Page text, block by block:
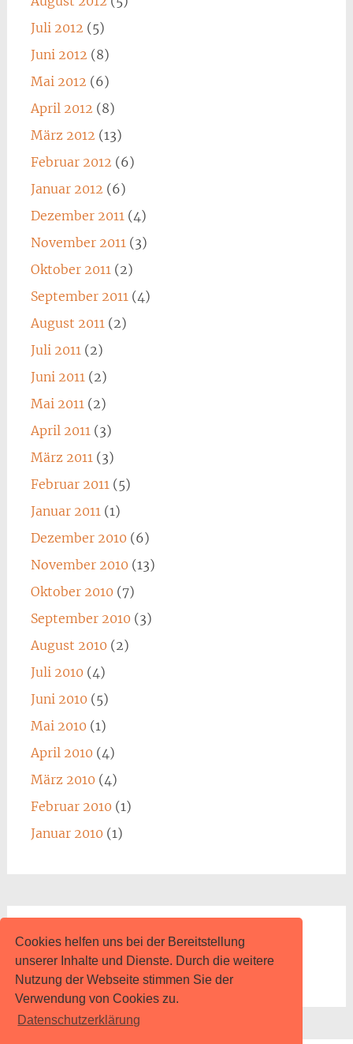
Cookies helfen uns bei der Bereitstellung
unserer Inhalte und Dienste. Durch die weitere
Nutzung der Webseite stimmen Sie der
Verwendung von Cookies zu.
Datenschutzerklärung
Juli 2012 (5)
Juni 2012 (8)
Mai 2012 (6)
April 2012 (8)
März 2012 (13)
Februar 2012 (6)
Januar 2012 (6)
Dezember 2011 (4)
November 2011 (3)
Oktober 2011 (2)
September 2011 (4)
August 2011 (2)
Juli 2011 (2)
Juni 2011 (2)
Mai 2011 (2)
April 2011 (3)
März 2011 (3)
Februar 2011 (5)
Januar 2011 (1)
Dezember 2010 (6)
November 2010 (13)
Oktober 2010 (7)
September 2010 (3)
August 2010 (2)
Juli 2010 (4)
Juni 2010 (5)
Mai 2010 (1)
April 2010 (4)
März 2010 (4)
Februar 2010 (1)
Januar 2010 (1)
Impressum
www.content.de